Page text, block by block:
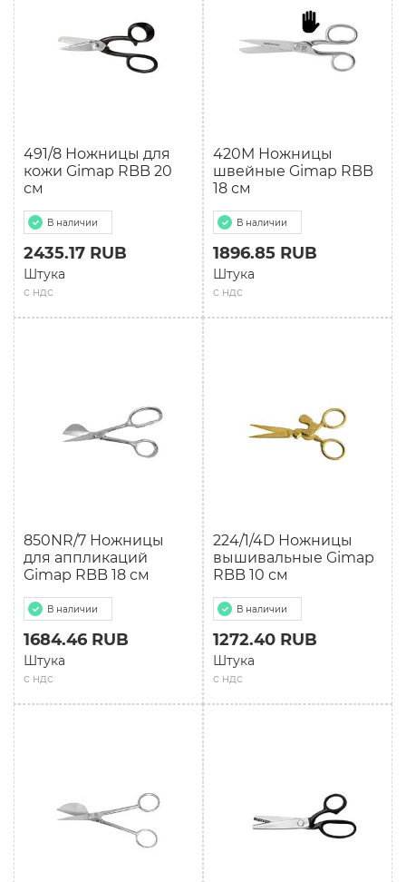
491/8 Ножницы для
кожи Gimap RBB 20
см
В наличии
с ндс
2435.17 RUB
Штука
420М Ножницы
швейные Gimap RBB
18 см
В наличии
с ндс
1896.85 RUB
Штука
850NR/7 Ножницы
для аппликаций
Gimap RBB 18 см
В наличии
с ндс
1684.46 RUB
Штука
224/1/4D Ножницы
вышивальные Gimap
RBB 10 см
В наличии
с ндс
1272.40 RUB
Штука